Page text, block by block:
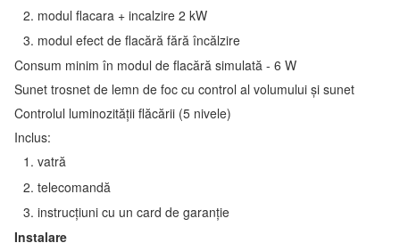
modul flacara + incalzire 2 kW
modul efect de flacără fără încălzire
Consum minim în modul de flacără simulată - 6 W
Sunet trosnet de lemn de foc cu control al volumului și sunet
Controlul luminozității flăcării (5 nivele)
Inclus:
vatră
telecomandă
instrucțiuni cu un card de garanție
Instalare